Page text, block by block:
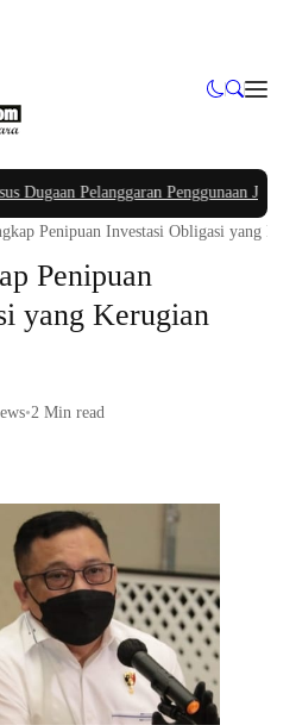
Pelanggaran Penggunaan Jalur
Penipuan Investasi Obligasi yang
Penipuan
yang Kerugian
•2 Min read